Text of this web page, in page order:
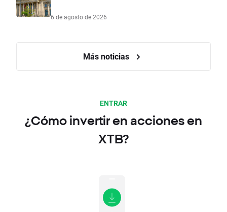
6 de agosto de 2026
Más noticias
ENTRAR
¿Cómo invertir en acciones en
XTB?